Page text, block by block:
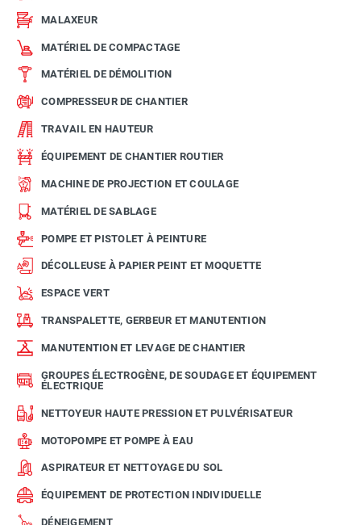
MALAXEUR
MATÉRIEL DE COMPACTAGE
MATÉRIEL DE DÉMOLITION
COMPRESSEUR DE CHANTIER
TRAVAIL EN HAUTEUR
ÉQUIPEMENT DE CHANTIER ROUTIER
MACHINE DE PROJECTION ET COULAGE
MATÉRIEL DE SABLAGE
POMPE ET PISTOLET À PEINTURE
DÉCOLLEUSE À PAPIER PEINT ET MOQUETTE
ESPACE VERT
TRANSPALETTE, GERBEUR ET MANUTENTION
MANUTENTION ET LEVAGE DE CHANTIER
GROUPES ÉLECTROGÈNE, DE SOUDAGE ET ÉQUIPEMENT
ÉLECTRIQUE
NETTOYEUR HAUTE PRESSION ET PULVÉRISATEUR
MOTOPOMPE ET POMPE À EAU
ASPIRATEUR ET NETTOYAGE DU SOL
ÉQUIPEMENT DE PROTECTION INDIVIDUELLE
DÉNEIGEMENT